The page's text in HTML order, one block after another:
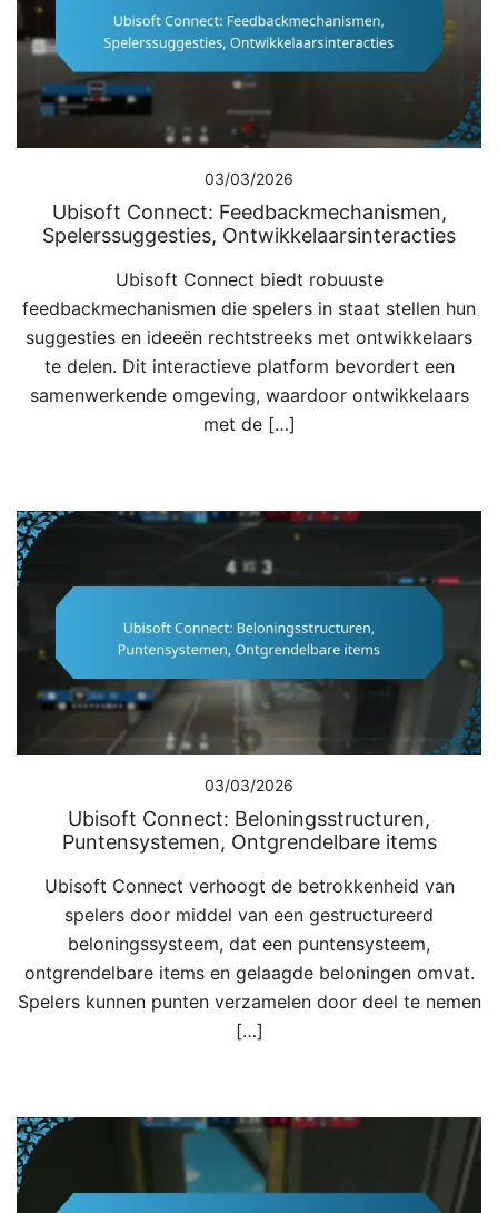
03/03/2026
Ubisoft Connect: Feedbackmechanismen,
Spelerssuggesties, Ontwikkelaarsinteracties
Ubisoft Connect biedt robuuste
feedbackmechanismen die spelers in staat stellen hun
suggesties en ideeën rechtstreeks met ontwikkelaars
te delen. Dit interactieve platform bevordert een
samenwerkende omgeving, waardoor ontwikkelaars
met de […]
03/03/2026
Ubisoft Connect: Beloningsstructuren,
Puntensystemen, Ontgrendelbare items
Ubisoft Connect verhoogt de betrokkenheid van
spelers door middel van een gestructureerd
beloningssysteem, dat een puntensysteem,
ontgrendelbare items en gelaagde beloningen omvat.
Spelers kunnen punten verzamelen door deel te nemen
[…]